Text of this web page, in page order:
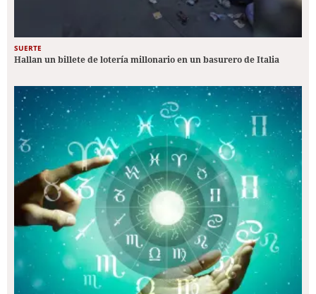
SUERTE
Hallan un billete de lotería millonario en un basurero de Italia